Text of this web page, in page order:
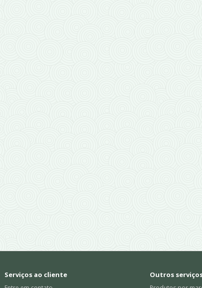
Serviços ao cliente Outros